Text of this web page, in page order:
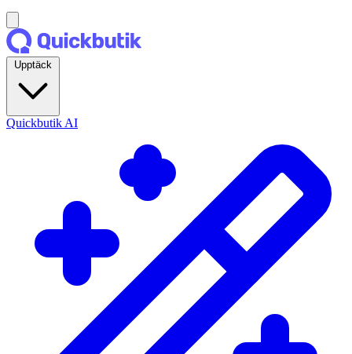
Quickbutik AI